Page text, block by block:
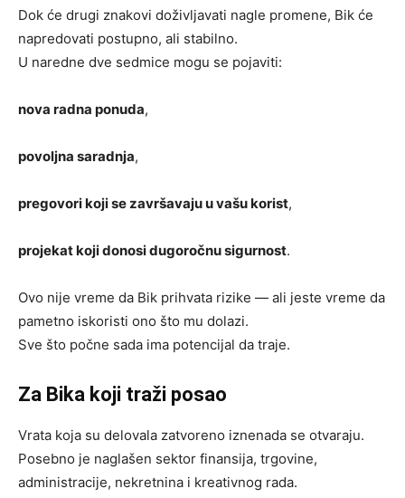
Dok će drugi znakovi doživljavati nagle promene, Bik će
napredovati postupno, ali stabilno.
U naredne dve sedmice mogu se pojaviti:
nova radna ponuda,
povoljna saradnja,
pregovori koji se završavaju u vašu korist,
projekat koji donosi dugoročnu sigurnost.
Ovo nije vreme da Bik prihvata rizike — ali jeste vreme da
pametno iskoristi ono što mu dolazi.
Sve što počne sada ima potencijal da traje.
Za Bika koji traži posao
Vrata koja su delovala zatvoreno iznenada se otvaraju.
Posebno je naglašen sektor finansija, trgovine,
administracije, nekretnina i kreativnog rada.